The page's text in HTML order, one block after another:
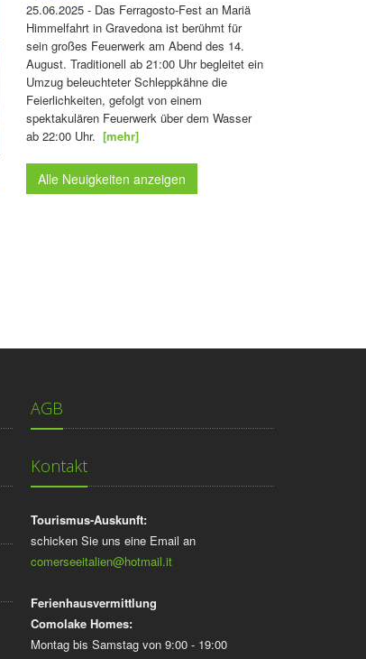
25.06.2025 - Das Ferragosto-Fest an Mariä
Himmelfahrt in Gravedona ist berühmt für
sein großes Feuerwerk am Abend des 14.
August. Traditionell ab 21:00 Uhr begleitet ein
Umzug beleuchteter Schleppkähne die
Feierlichkeiten, gefolgt von einem
spektakulären Feuerwerk über dem Wasser
ab 22:00 Uhr. [mehr]
Alle Neuigkeiten anzeigen
AGB
Kontakt
Tourismus-Auskunft:
schicken Sie uns eine Email an
comerseeitalien@hotmail.it
Ferienhausvermittlung
Comolake Homes:
Montag bis Samstag von 9:00 - 19:00